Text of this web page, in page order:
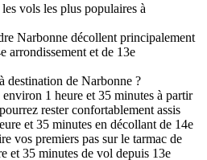
vols les plus populaires à
Narbonne décollent principalement
arrondissement et de 13e
destination de Narbonne ?
1 heure et 35 minutes à partir
rester confortablement assis
et 35 minutes en décollant de 14e
vos premiers pas sur le tarmac de
et 35 minutes de vol depuis 13e